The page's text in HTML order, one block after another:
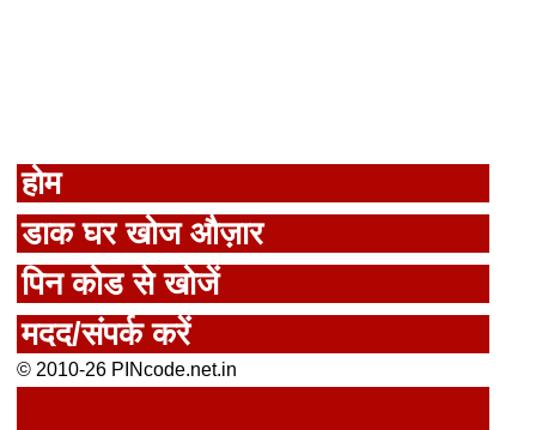
होम
डाक घर खोज औज़ार
पिन कोड से खोजें
मदद/संपर्क करें
© 2010-26 PINcode.net.in